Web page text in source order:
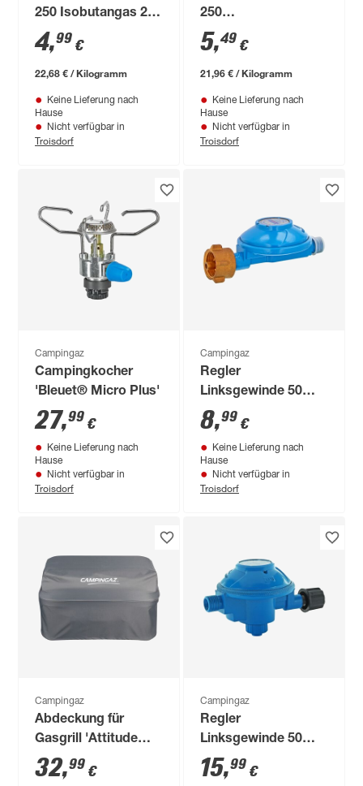
250 Isobutangas 220
g
4,99 €
22,68 € / Kilogramm
Keine Lieferung nach
Hause
Nicht verfügbar in
Troisdorf
250
Isobutangasgemisch
5,49 €
21,96 € / Kilogramm
Keine Lieferung nach
Hause
Nicht verfügbar in
Troisdorf
Campingaz
Campingkocher
'Bleuet® Micro Plus'
27,99 €
Keine Lieferung nach
Hause
Nicht verfügbar in
Troisdorf
Campingaz
Regler
Linksgewinde 50
mbar 1/4"
8,99 €
Keine Lieferung nach
Hause
Nicht verfügbar in
Troisdorf
Campingaz
Abdeckung für
Gasgrill 'Attitude
2100' grau 66 x 55 x
36 cm
32,99 €
Campingaz
Regler
Linksgewinde 50
mbar 1/4"
15,99 €